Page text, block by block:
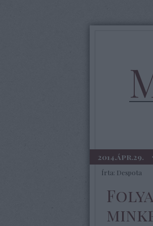
2014.ápr.29.
Írta: Despota